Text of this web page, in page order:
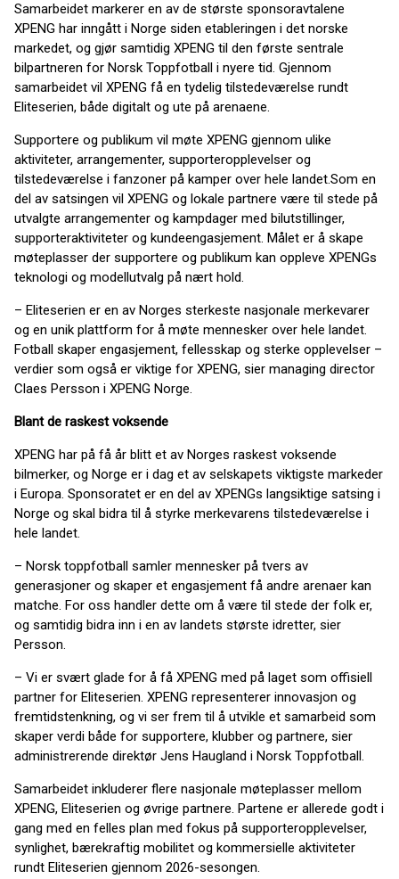
Samarbeidet markerer en av de største sponsoravtalene
XPENG har inngått i Norge siden etableringen i det norske
markedet, og gjør samtidig XPENG til den første sentrale
bilpartneren for Norsk Toppfotball i nyere tid. Gjennom
samarbeidet vil XPENG få en tydelig tilstedeværelse rundt
Eliteserien, både digitalt og ute på arenaene.
Supportere og publikum vil møte XPENG gjennom ulike
aktiviteter, arrangementer, supporteropplevelser og
tilstedeværelse i fanzoner på kamper over hele landet.Som en
del av satsingen vil XPENG og lokale partnere være til stede på
utvalgte arrangementer og kampdager med bilutstillinger,
supporteraktiviteter og kundeengasjement. Målet er å skape
møteplasser der supportere og publikum kan oppleve XPENGs
teknologi og modellutvalg på nært hold.
– Eliteserien er en av Norges sterkeste nasjonale merkevarer
og en unik plattform for å møte mennesker over hele landet.
Fotball skaper engasjement, fellesskap og sterke opplevelser –
verdier som også er viktige for XPENG, sier managing director
Claes Persson i XPENG Norge.
Blant de raskest voksende
XPENG har på få år blitt et av Norges raskest voksende
bilmerker, og Norge er i dag et av selskapets viktigste markeder
i Europa. Sponsoratet er en del av XPENGs langsiktige satsing i
Norge og skal bidra til å styrke merkevarens tilstedeværelse i
hele landet.
– Norsk toppfotball samler mennesker på tvers av
generasjoner og skaper et engasjement få andre arenaer kan
matche. For oss handler dette om å være til stede der folk er,
og samtidig bidra inn i en av landets største idretter, sier
Persson.
– Vi er svært glade for å få XPENG med på laget som offisiell
partner for Eliteserien. XPENG representerer innovasjon og
fremtidstenkning, og vi ser frem til å utvikle et samarbeid som
skaper verdi både for supportere, klubber og partnere, sier
administrerende direktør Jens Haugland i Norsk Toppfotball.
Samarbeidet inkluderer flere nasjonale møteplasser mellom
XPENG, Eliteserien og øvrige partnere. Partene er allerede godt i
gang med en felles plan med fokus på supporteropplevelser,
synlighet, bærekraftig mobilitet og kommersielle aktiviteter
rundt Eliteserien gjennom 2026-sesongen.